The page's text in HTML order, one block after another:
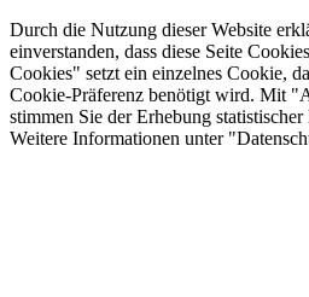
Durch die Nutzung dieser Website
einverstanden, dass diese Seite
Cookies" setzt ein einzelnes Cookie,
Cookie-Präferenz benötigt wird. Mit
stimmen Sie der Erhebung
Weitere Informationen unter